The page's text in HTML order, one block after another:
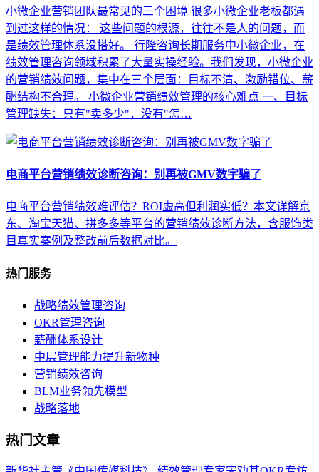
小微企业营销团队最常见的三个困境 很多小微企业老板都遇
到过这样的情况： 这些问题的根源，往往不是人的问题，而
是绩效管理体系没搭好。 行隆咨询长期服务中小微企业，在
绩效管理咨询领域积累了大量实操经验。我们发现，小微企业
的营销绩效问题，集中在三个层面：目标不清、激励错位、薪
酬结构不合理。 小微企业营销绩效管理的核心难点 一、目标
管理缺失：只有"卖多少"，没有"怎…
电商平台营销绩效诊断咨询：别再被GMV数字骗了
电商平台营销绩效难评估？ROI虚高但利润实低？本文详解京
东、淘宝天猫、拼多多等平台的营销绩效诊断方法，含服饰类
目真实案例及整改前后数据对比。
热门服务
战略绩效管理咨询
OKR管理咨询
薪酬体系设计
中层管理能力提升新物种
营销绩效咨询
BLM业务领先模型
战略落地
热门文章